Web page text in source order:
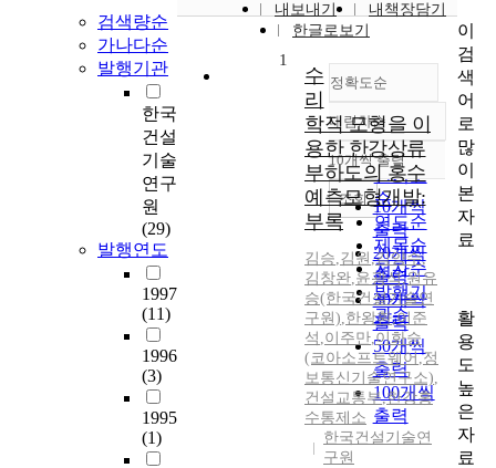
검색량순
가나다순
발행기관
한국
건설
기술
연구
원
(29)
발행연도
1997
(11)
1996
(3)
1995
(1)
내보내기
내책장담기
한글로보기
정확도순
정확도
순
인기도
순
연도순
제목순
저자순
발행기
관순
내림차순
내림차순
10개씩 출력
10개씩
출력
20개씩
출력
30개씩
출력
50개씩
출력
100개씩
출력
조회
1
수
리
학적 모형을 이
용한 한강상류
부하도의 홍수
예측모형개발:
부록
김승,김원 ,김양수,
김창완,윤광석,원유
승(한국건설기술연
구원),한왕환,이준
석 ,이주만,이화승
(코아소프트웨어,정
보통신기술연구소),
건설교통부,한강홍
수통제소
한국건설기술연
구원
이
검
색
어
로
많
이
본
자
료
활
용
도
높
은
자
료